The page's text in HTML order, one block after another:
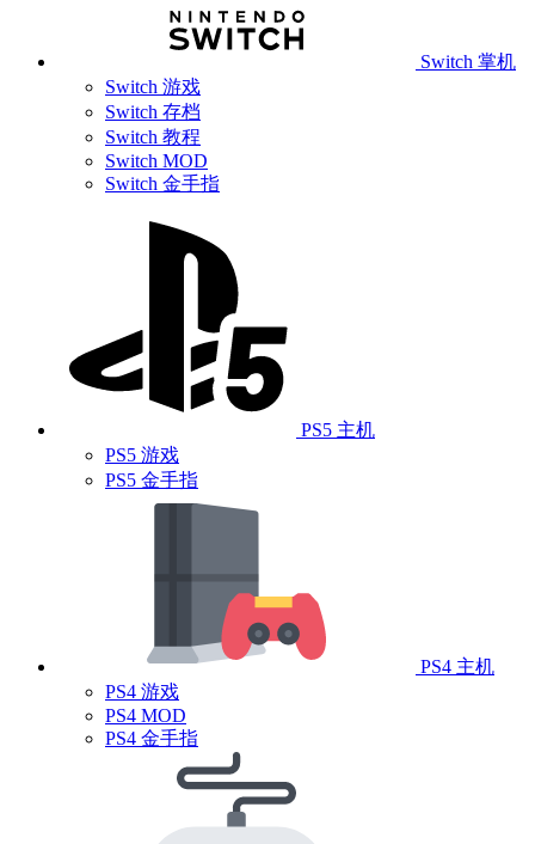
Switch 掌机
Switch 游戏
Switch 存档
Switch 教程
Switch MOD
Switch 金手指
PS5 主机
PS5 游戏
PS5 金手指
PS4 主机
PS4 游戏
PS4 MOD
PS4 金手指